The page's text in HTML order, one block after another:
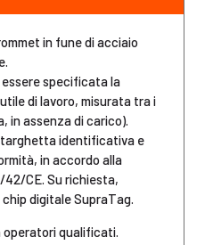
in fune di acciaio
specificata la
di lavoro, misurata tra i
in assenza di carico).
targhetta identificativa e
in accordo alla
CE. Su richiesta,
digitale SupraTag.
operatori qualificati.